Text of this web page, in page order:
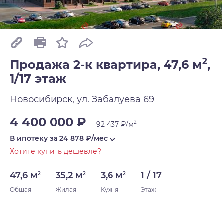
Продажа 2-к квартира, 47,6 м2,
1/17 этаж
Новосибирск, ул. Забалуева 69
4 400 000 ₽ 92 437 ₽/м2
В ипотеку за 24 878 ₽/мес
Хотите купить дешевле?
47,6 м2
Общая
35,2 м2
Жилая
3,6 м2
Кухня
1 / 17
Этаж